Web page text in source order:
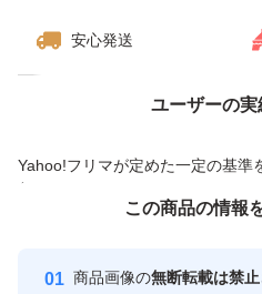
凝り固まった角栓を吸着除去:
や汚れを吸着します。
立ちにくくします。
安心発送
ユーザーの実
Yahoo!フリマが定めた一定の基準
付与しています
安心取引出品者
価格の相談
この商品の情報
商品画像の無断転載は禁止
この商品をみている人にオス